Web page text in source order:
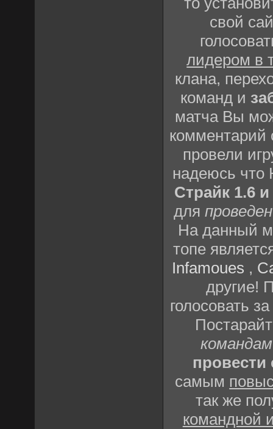
свой
лидером в
клана,
команд и
матча Вы
комментарий
провели
надеюсь
Страйк 1.6
для
На данный
топе
Infamoues ,
другие!
голосовать
провести
самым
так же
командной